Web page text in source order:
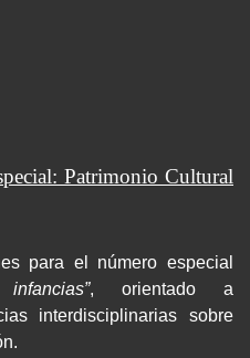
Patrimonio Cultural
para el número especial
, orientado a
interdisciplinarias sobre